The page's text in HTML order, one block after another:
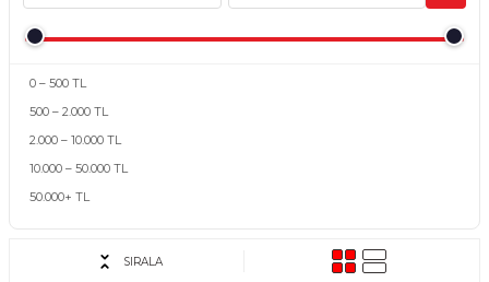
Cihazları
0 – 500 TL
500 – 2.000 TL
2.000 – 10.000 TL
10.000 – 50.000 TL
50.000+ TL
SIRALA